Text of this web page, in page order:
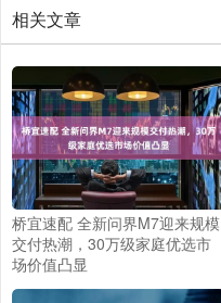
相关文章
桥宜速配 全新问界M7迎来规模
交付热潮，30万级家庭优选市
场价值凸显